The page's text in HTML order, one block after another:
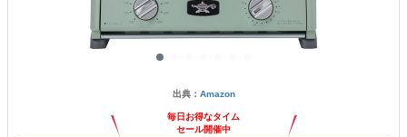
出典： Amazon
毎日お得なタイム
セール開催中